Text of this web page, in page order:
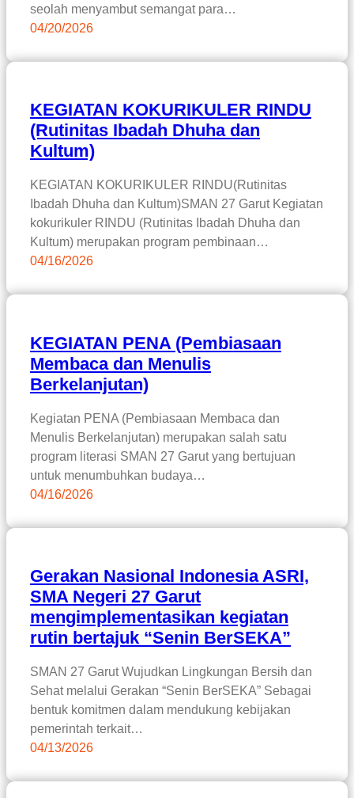
seolah menyambut semangat para…
04/20/2026
KEGIATAN KOKURIKULER RINDU
(Rutinitas Ibadah Dhuha dan
Kultum)
KEGIATAN KOKURIKULER RINDU(Rutinitas
Ibadah Dhuha dan Kultum)SMAN 27 Garut Kegiatan
kokurikuler RINDU (Rutinitas Ibadah Dhuha dan
Kultum) merupakan program pembinaan…
04/16/2026
KEGIATAN PENA (Pembiasaan
Membaca dan Menulis
Berkelanjutan)
Kegiatan PENA (Pembiasaan Membaca dan
Menulis Berkelanjutan) merupakan salah satu
program literasi SMAN 27 Garut yang bertujuan
untuk menumbuhkan budaya…
04/16/2026
Gerakan Nasional Indonesia ASRI,
SMA Negeri 27 Garut
mengimplementasikan kegiatan
rutin bertajuk “Senin BerSEKA”
SMAN 27 Garut Wujudkan Lingkungan Bersih dan
Sehat melalui Gerakan “Senin BerSEKA” Sebagai
bentuk komitmen dalam mendukung kebijakan
pemerintah terkait…
04/13/2026